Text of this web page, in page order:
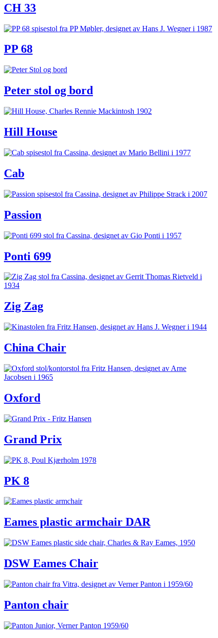
CH 33
PP 68
Peter stol og bord
Hill House
Cab
Passion
Ponti 699
Zig Zag
China Chair
Oxford
Grand Prix
PK 8
Eames plastic armchair DAR
DSW Eames Chair
Panton chair